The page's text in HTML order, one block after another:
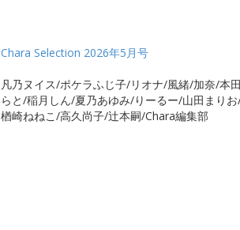
Chara Selection 2026年5月号
凡乃ヌイス/ポケラふじ子/リオナ/風緒/加奈/本
らと/稲月しん/夏乃あゆみ/りーるー/山田まり
楢崎ねねこ/高久尚子/辻本嗣/Chara編集部